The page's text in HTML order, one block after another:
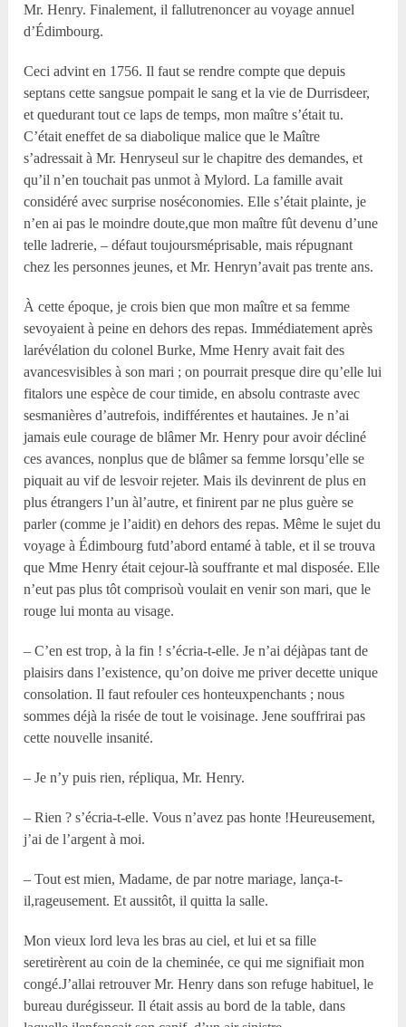
Mr. Henry. Finalement, il fallutrenoncer au voyage annuel
d’Édimbourg.
Ceci advint en 1756. Il faut se rendre compte que depuis
septans cette sangsue pompait le sang et la vie de Durrisdeer,
et quedurant tout ce laps de temps, mon maître s’était tu.
C’était eneffet de sa diabolique malice que le Maître
s’adressait à Mr. Henryseul sur le chapitre des demandes, et
qu’il n’en touchait pas unmot à Mylord. La famille avait
considéré avec surprise noséconomies. Elle s’était plainte, je
n’en ai pas le moindre doute,que mon maître fût devenu d’une
telle ladrerie, – défaut toujoursméprisable, mais répugnant
chez les personnes jeunes, et Mr. Henryn’avait pas trente ans.
À cette époque, je crois bien que mon maître et sa femme
sevoyaient à peine en dehors des repas. Immédiatement après
larévélation du colonel Burke, Mme Henry avait fait des
avancesvisibles à son mari ; on pourrait presque dire qu’elle lui
fitalors une espèce de cour timide, en absolu contraste avec
sesmanières d’autrefois, indifférentes et hautaines. Je n’ai
jamais eule courage de blâmer Mr. Henry pour avoir décliné
ces avances, nonplus que de blâmer sa femme lorsqu’elle se
piquait au vif de lesvoir rejeter. Mais ils devinrent de plus en
plus étrangers l’un àl’autre, et finirent par ne plus guère se
parler (comme je l’aidit) en dehors des repas. Même le sujet du
voyage à Édimbourg futd’abord entamé à table, et il se trouva
que Mme Henry était cejour-là souffrante et mal disposée. Elle
n’eut pas plus tôt comprisoù voulait en venir son mari, que le
rouge lui monta au visage.
– C’en est trop, à la fin ! s’écria-t-elle. Je n’ai déjàpas tant de
plaisirs dans l’existence, qu’on doive me priver decette unique
consolation. Il faut refouler ces honteuxpenchants ; nous
sommes déjà la risée de tout le voisinage. Jene souffrirai pas
cette nouvelle insanité.
– Je n’y puis rien, répliqua, Mr. Henry.
– Rien ? s’écria-t-elle. Vous n’avez pas honte !Heureusement,
j’ai de l’argent à moi.
– Tout est mien, Madame, de par notre mariage, lança-t-
il,rageusement. Et aussitôt, il quitta la salle.
Mon vieux lord leva les bras au ciel, et lui et sa fille
seretirèrent au coin de la cheminée, ce qui me signifiait mon
congé.J’allai retrouver Mr. Henry dans son refuge habituel, le
bureau durégisseur. Il était assis au bord de la table, dans